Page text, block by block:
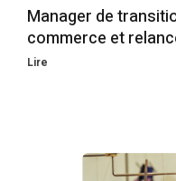
Manager de
commerce et
Lire